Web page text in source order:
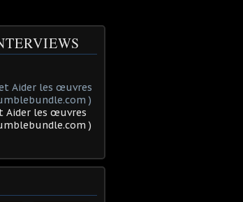
Aider les œuvres
)